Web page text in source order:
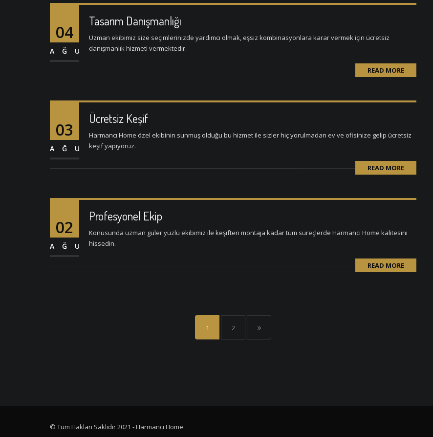
04
AĞU
Tasarım Danışmanlığı
Uzman ekibimiz size seçimlerinizde yardımcı olmak, eşsiz kombinasyonlara karar vermek için ücretsiz
danışmanlık hizmeti vermektedir.
READ MORE
03
AĞU
Ücretsiz Keşif
Harmancı Home özel ekibinin sunmuş olduğu bu hizmet ile sizler hiç yorulmadan ev ve ofisinize gelip ücretsiz
keşif yapıyoruz.
READ MORE
02
AĞU
Profesyonel Ekip
Konusunda uzman güler yüzlü ekibimiz ile keşiften montaja kadar tüm süreçlerde Harmancı Home kalitesini
hissedin.
READ MORE
1 2
© Tüm Hakları Saklıdır 2021 - Harmancı Home